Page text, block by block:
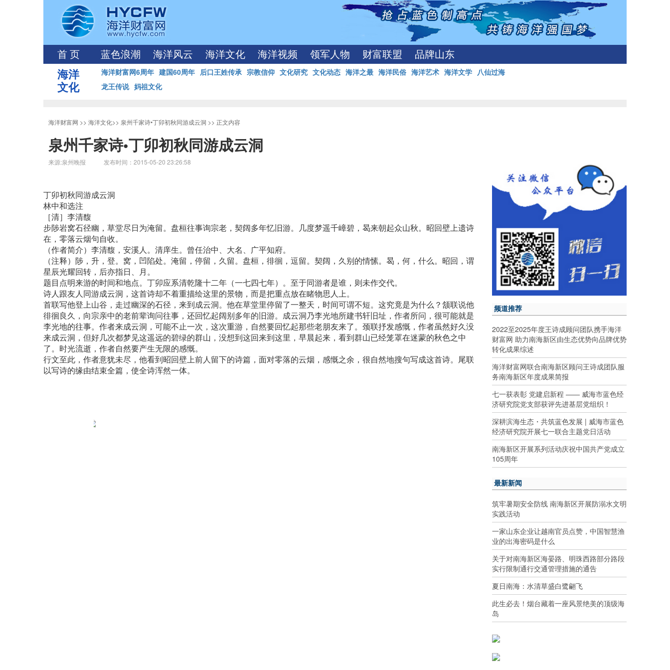
首 页 蓝色浪潮 海洋风云 海洋文化 海洋视频 领军人物 财富联盟 品牌山东
海洋
文化
海洋财富网6周年 建国60周年 后口王姓传承 宗教信仰 文化研究 文化动态 海洋之最 海洋民俗 海洋艺术 海洋文学 八仙过海
龙王传说 妈祖文化
海洋财富网 >> 海洋文化>> 泉州千家诗•丁卯初秋同游成云洞 >> 正文内容
泉州千家诗•丁卯初秋同游成云洞
来源:泉州晚报 发布时间：2015-05-20 23:26:58
丁卯初秋同游成云洞
林中和选注
［清］李清馥
步陟岩窝石径幽，草堂尽日为淹留。盘桓往事询宗老，契阔多年忆旧游。几度梦遥千嶂碧，曷来朝起众山秋。昭回壁上遗诗
在，零落云烟句自收。
（作者简介）李清馥，安溪人。清庠生。曾任治中、大名、广平知府。
（注释）陟，升，登。窝，凹陷处。淹留，停留，久留。盘桓，徘徊，逗留。契阔，久别的情愫。曷，何，什么。昭回，谓
星辰光耀回转，后亦指日、月。
题目点明来游的时间和地点。丁卯应系清乾隆十二年（一七四七年）。至于同游者是谁，则未作交代。
诗人跟友人同游成云洞，这首诗却不着重描绘这里的景物，而是把重点放在睹物思人上。
首联写他登上山谷，走过幽深的石径，来到成云洞。他在草堂里停留了一整天，时间可谓不短。这究竟是为什么？颔联说他
徘徊良久，向宗亲中的老前辈询问往事，还回忆起阔别多年的旧游。成云洞乃李光地所建书轩旧址，作者所问，很可能就是
李光地的往事。作者来成云洞，可能不止一次，这次重游，自然要回忆起那些老朋友来了。颈联抒发感慨，作者虽然好久没
来成云洞，但好几次都梦见这遥远的碧绿的群山，没想到这回来到这里，早晨起来，看到群山已经笼罩在迷蒙的秋色之中
了。时光流逝，作者自然要产生无限的感慨。
行文至此，作者意犹未尽，他看到昭回壁上前人留下的诗篇，面对零落的云烟，感慨之余，很自然地搜句写成这首诗。尾联
以写诗的缘由结束全篇，使全诗浑然一体。
频道推荐
2022至2025年度王诗成顾问团队携手海洋
财富网 助力南海新区由生态优势向品牌优势
转化成果综述
海洋财富网联合南海新区顾问王诗成团队服
务南海新区年度成果简报
七一获表彰 党建启新程 —— 威海市蓝色经
济研究院党支部获评先进基层党组织！
深耕滨海生态・共筑蓝色发展 | 威海市蓝色
经济研究院开展七一联合主题党日活动
南海新区开展系列活动庆祝中国共产党成立
105周年
最新新闻
筑牢暑期安全防线 南海新区开展防溺水文明
实践活动
一家山东企业让越南官员点赞，中国智慧渔
业的出海密码是什么
关于对南海新区海晏路、明珠西路部分路段
实行限制通行交通管理措施的通告
夏日南海：水清草盛白鹭翩飞
此生必去！烟台藏着一座风景绝美的顶级海
岛